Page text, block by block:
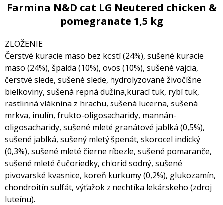
Farmina N&D cat LG Neutered chicken &
pomegranate 1,5 kg
ZLOŽENIE
Čerstvé kuracie mäso bez kostí (24%), sušené kuracie
mäso (24%), špalda (10%), ovos (10%), sušené vajcia,
čerstvé slede, sušené slede, hydrolyzované živočíšne
bielkoviny, sušená repná dužina,kurací tuk, rybí tuk,
rastlinná vláknina z hrachu, sušená lucerna, sušená
mrkva, inulín, frukto-oligosacharidy, mannán-
oligosacharidy, sušené mleté granátové jablká (0,5%),
sušené jablká, sušený mletý špenát, skorocel indický
(0,3%), sušené mleté čierne ríbezle, sušené pomaranče,
sušené mleté čučoriedky, chlorid sodný, sušené
pivovarské kvasnice, koreň kurkumy (0,2%), glukozamín,
chondroitín sulfát, výťažok z nechtíka lekárskeho (zdroj
luteínu).